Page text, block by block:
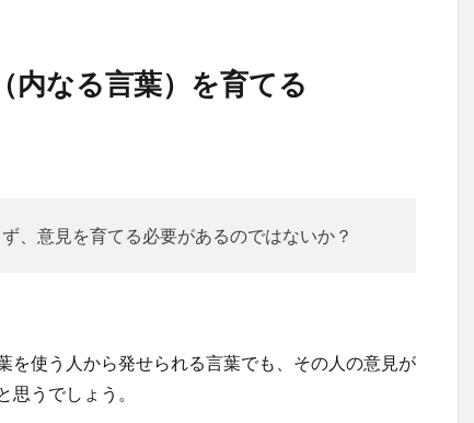
内なる言葉）を育てる
、意見を育てる必要があるのではないか？
を使う人から発せられる言葉でも、その人の意見が
うでしょう。